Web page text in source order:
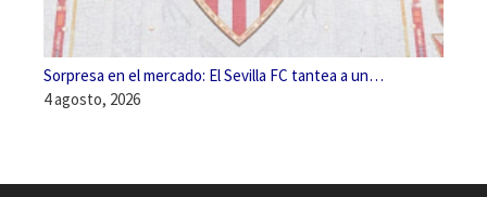
Sorpresa en el mercado: El Sevilla FC tantea a un…
4 agosto, 2026